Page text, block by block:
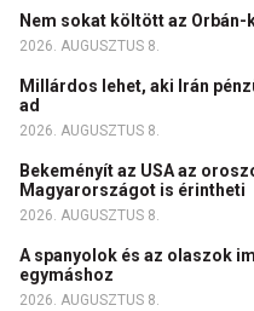
Nem sokat költött az
2026. AUGUSZTUS 8.
Millárdos lehet, aki Irán
ad
2026. AUGUSZTUS 8.
Bekeményít az USA az
Magyarországot is érintheti
2026. AUGUSZTUS 8.
A spanyolok és az olaszok
egymáshoz
2026. AUGUSZTUS 8.